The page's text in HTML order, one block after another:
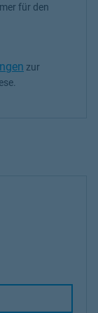
für den
Kenntnis
zur
in New Tab